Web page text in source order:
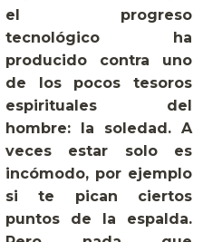
el progreso
tecnológico ha
producido contra uno
de los pocos tesoros
espirituales del
hombre: la soledad. A
veces estar solo es
incómodo, por ejemplo
si te pican ciertos
puntos de la espalda.